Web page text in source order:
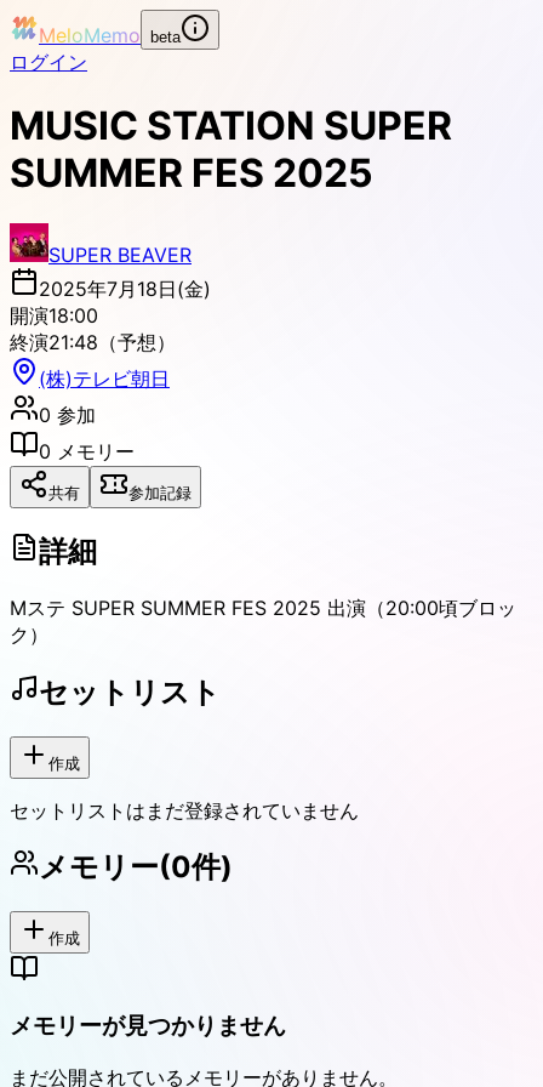
MeloMemo beta
ログイン
MUSIC STATION SUPER
SUMMER FES 2025
SUPER BEAVER
2025年7月18日(金)
開演18:00
終演21:48 （予想）
(株)テレビ朝日
0 参加
0 メモリー
共有 参加記録
詳細
Mステ SUPER SUMMER FES 2025 出演（20:00頃ブロッ
ク）
セットリスト
作成
セットリストはまだ登録されていません
メモリー(0件)
作成
メモリーが見つかりません
まだ公開されているメモリーがありません。